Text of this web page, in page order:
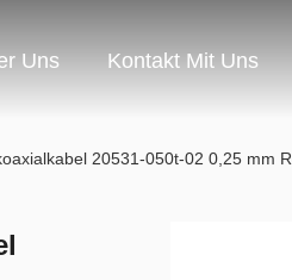
Uns Kontakt Mit Uns
20531-050t-02 0,25 mm